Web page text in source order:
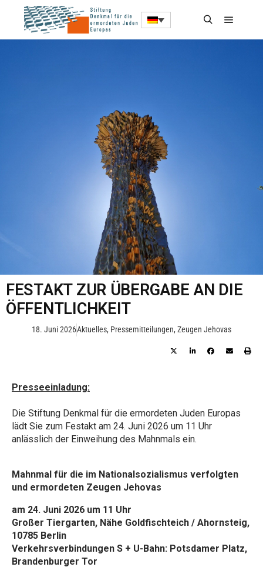
FESTAKT ZUR ÜBERGABE AN DIE
ÖFFENTLICHKEIT
18. Juni 2026Aktuelles, Pressemitteilungen, Zeugen Jehovas
Presseeinladung:
Die Stiftung Denkmal für die ermordeten Juden Europas
lädt Sie zum Festakt am 24. Juni 2026 um 11 Uhr
anlässlich der Einweihung des Mahnmals ein.
Mahnmal für die im Nationalsozialismus verfolgten
und ermordeten Zeugen Jehovas
am 24. Juni 2026 um 11 Uhr
Großer Tiergarten, Nähe Goldfischteich / Ahornsteig,
10785 Berlin
Verkehrsverbindungen S + U-Bahn: Potsdamer Platz,
Brandenburger Tor